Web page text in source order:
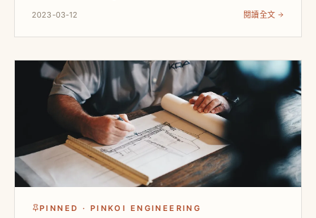
2023-03-12 閱讀全文
PINNED · PINKOI ENGINEERING